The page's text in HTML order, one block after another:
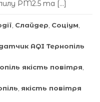
PM2.5 та […]
Слайдер Соціум
AQI Тернопіль
якість повітря
якість повітря